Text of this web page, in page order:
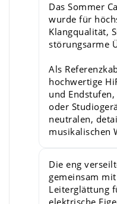
Das Sommer
wurde für
Klangqualität,
störungsarme
Als
hochwertige
und
oder
neutralen,
musikalischen
Die eng
gemeinsam
Leiterglättung